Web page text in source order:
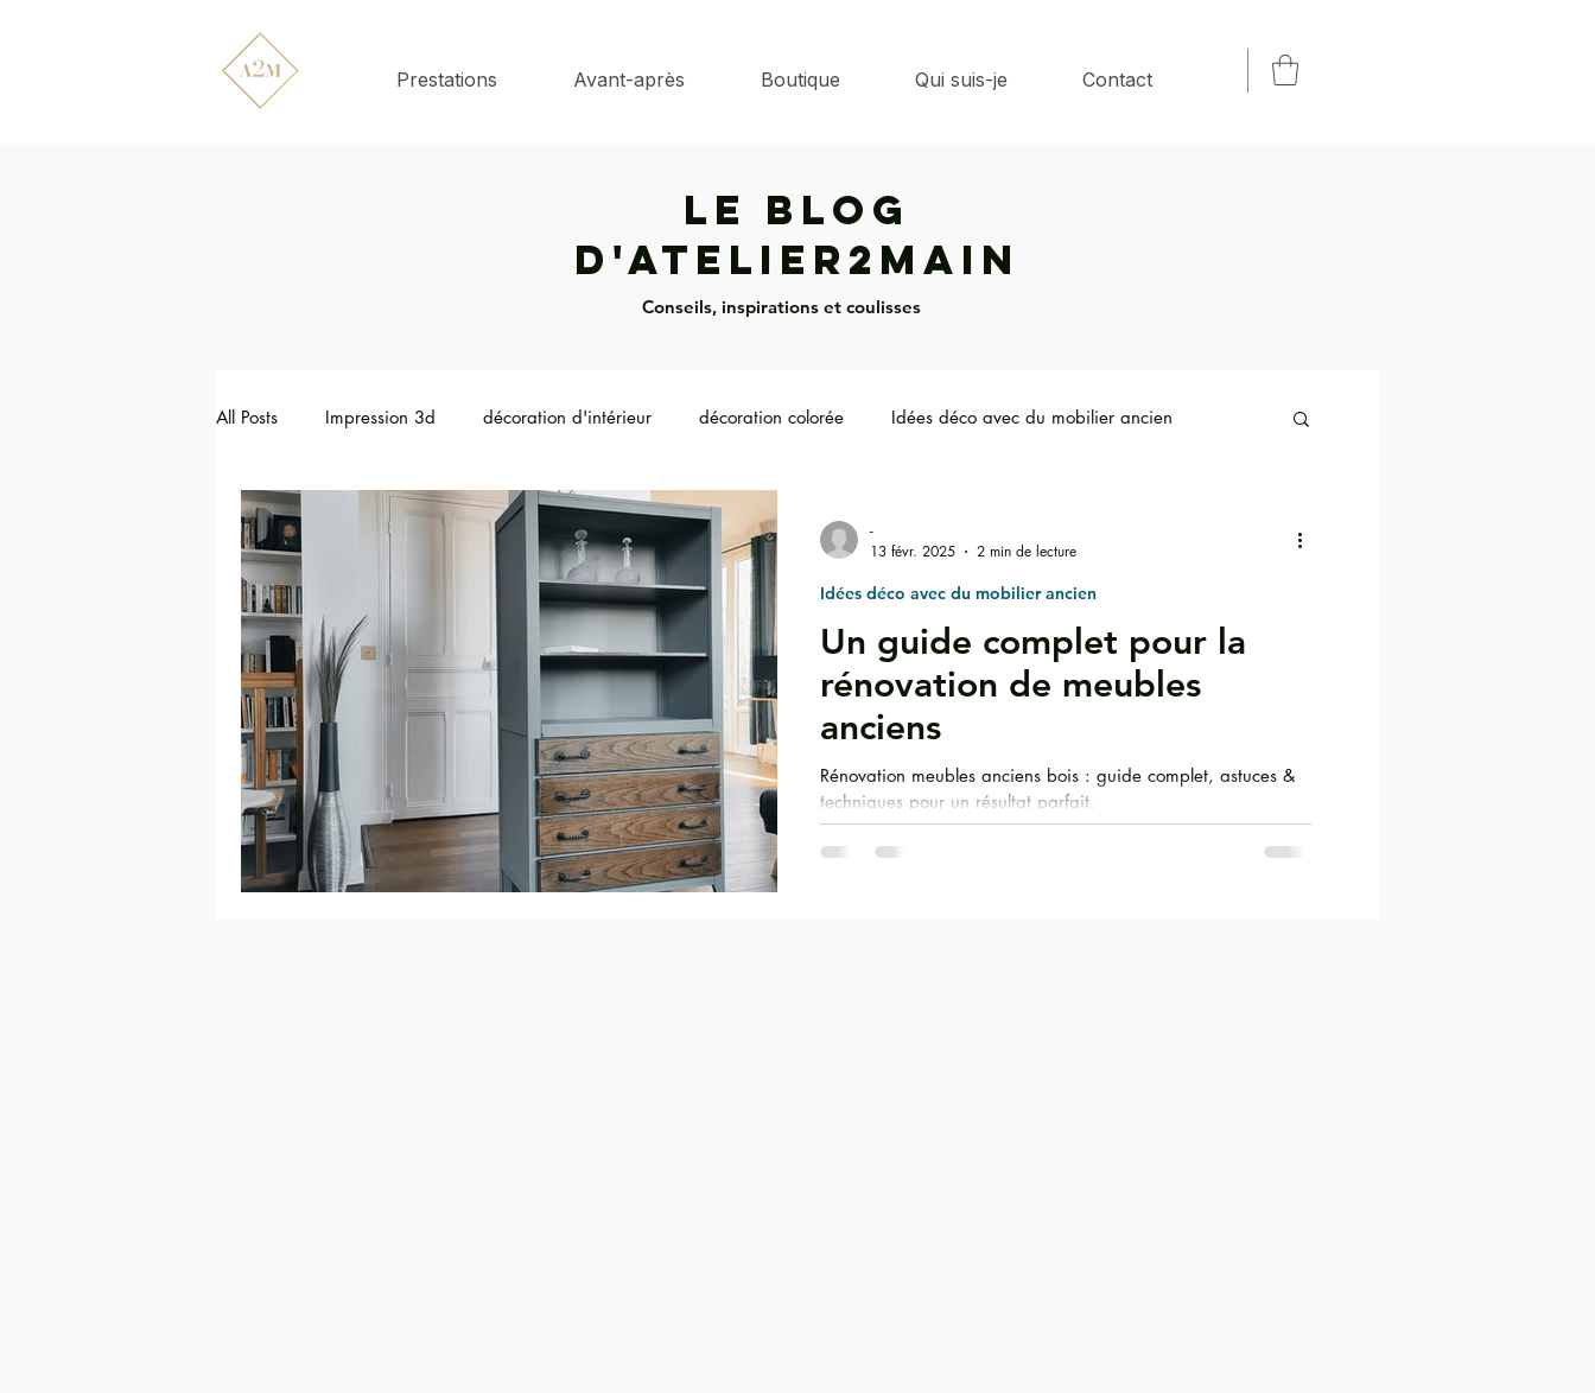
Prestations Avant-après Boutique Qui suis-je Contact
Le Blog
d'Atelier2main
Conseils, inspirations et coulisses
All Posts Impression 3d décoration d'intérieur décoration colorée Idées déco avec du mobilier ancien
Design & Déco Restauration de meubles anciens
Nouveautés de l’atelier Couleurs tendance Motifs & matières
Associer couleurs, matières et lumi
Un guide complet pour la
rénovation de meubles
anciens
Rénovation meubles anciens bois : guide complet, astuces &
techniques pour un résultat parfait.
Idées déco avec du mobilier ancien
-
13 févr. 2025
2 min de lecture